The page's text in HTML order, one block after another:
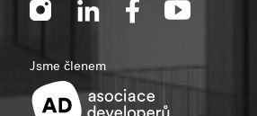
Jsme členem